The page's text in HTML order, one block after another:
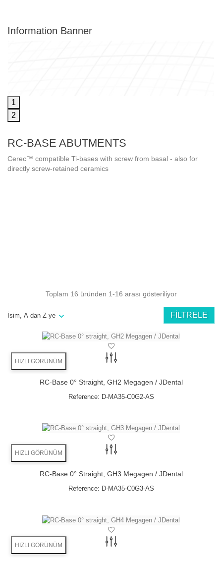
Information Banner
available in 11° & 22°
No cement residues anymore
Angulation
minimizes the risk
available in 11° & 22°
1
2
RC-BASE ABUTMENTS
Cerec™ compatible Ti-bases with screw from basal - also for
directly screw-retained ceramics
İsim, A dan Z ye FILTRELE
Toplam 16 üründen 1-16 arası gösteriliyor
HIZLI GÖRÜNÜM
RC-Base 0° Straight, GH2 Megagen / JDental
Reference: D-MA35-C0G2-AS
HIZLI GÖRÜNÜM
RC-Base 0° Straight, GH3 Megagen / JDental
Reference: D-MA35-C0G3-AS
HIZLI GÖRÜNÜM